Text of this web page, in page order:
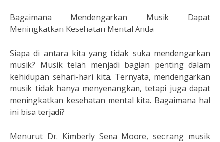
Bagaimana Mendengarkan Musik Dapat
Meningkatkan Kesehatan Mental Anda
Siapa di antara kita yang tidak suka mendengarkan
musik? Musik telah menjadi bagian penting dalam
kehidupan sehari-hari kita. Ternyata, mendengarkan
musik tidak hanya menyenangkan, tetapi juga dapat
meningkatkan kesehatan mental kita. Bagaimana hal
ini bisa terjadi?
Menurut Dr. Kimberly Sena Moore, seorang musik